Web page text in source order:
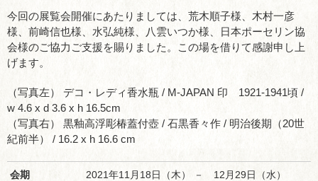
今回の展覧会開催にあたりましては、荒木順子様、木村一彦
様、前崎信也様、水弘純様、八雲いつか様、日本ポーセリン協
会様のご協力ご支援を賜りました。この場を借りて感謝申し上
げます。
（写真左） デコ・レディ香水瓶 / M-JAPAN 印 1921-1941頃 /
w 4.6 x d 3.6 x h 16.5cm
（写真右） 黒釉高浮彫椿蓋付壺 / 石黒香々作 / 明治後期（20世
紀前半） / 16.2 x h 16.6 cm
会期 2021年11月18日（木） － 12月29日（水）